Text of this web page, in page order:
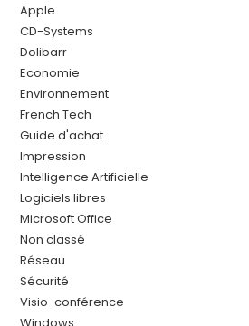
Apple
CD-Systems
Dolibarr
Economie
Environnement
French Tech
Guide d'achat
Impression
Intelligence Artificielle
Logiciels libres
Microsoft Office
Non classé
Réseau
Sécurité
Visio-conférence